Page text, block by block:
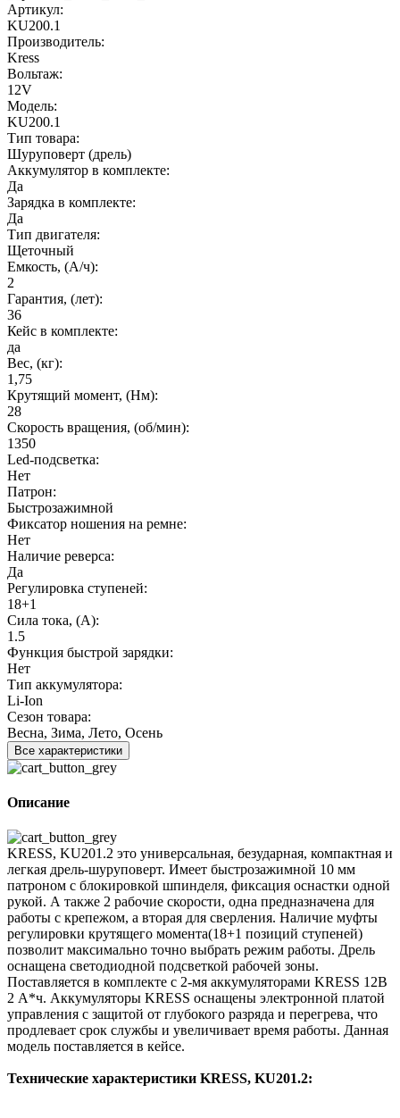
Артикул:
KU200.1
Производитель:
Kress
Вольтаж:
12V
Модель:
KU200.1
Тип товара:
Шуруповерт (дрель)
Аккумулятор в комплекте:
Да
Зарядка в комплекте:
Да
Тип двигателя:
Щеточный
Емкость, (А/ч):
2
Гарантия, (лет):
36
Кейс в комплекте:
да
Вес, (кг):
1,75
Крутящий момент, (Нм):
28
Cкорость вращения, (об/мин):
1350
Led-подсветка:
Нет
Патрон:
Быстрозажимной
Фиксатор ношения на ремне:
Нет
Наличие реверса:
Да
Регулировка ступеней:
18+1
Сила тока, (А):
1.5
Функция быстрой зарядки:
Нет
Тип аккумулятора:
Li-Ion
Сезон товара:
Весна, Зима, Лето, Осень
Все характеристики
Описание
KRESS, KU201.2 это универсальная, безударная, компактная и
легкая дрель-шуруповерт. Имеет быстрозажимной 10 мм
патроном с блокировкой шпинделя, фиксация оснастки одной
рукой. А также 2 рабочие скорости, одна предназначена для
работы с крепежом, а вторая для сверления. Наличие муфты
регулировки крутящего момента(18+1 позиций ступеней)
позволит максимально точно выбрать режим работы. Дрель
оснащена светодиодной подсветкой рабочей зоны.
Поставляется в комплекте с 2-мя аккумуляторами KRESS 12В
2 А*ч. Аккумуляторы KRESS оснащены электронной платой
управления с защитой от глубокого разряда и перегрева, что
продлевает срок службы и увеличивает время работы. Данная
модель поставляется в кейсе.
Технические характеристики KRESS, KU201.2: